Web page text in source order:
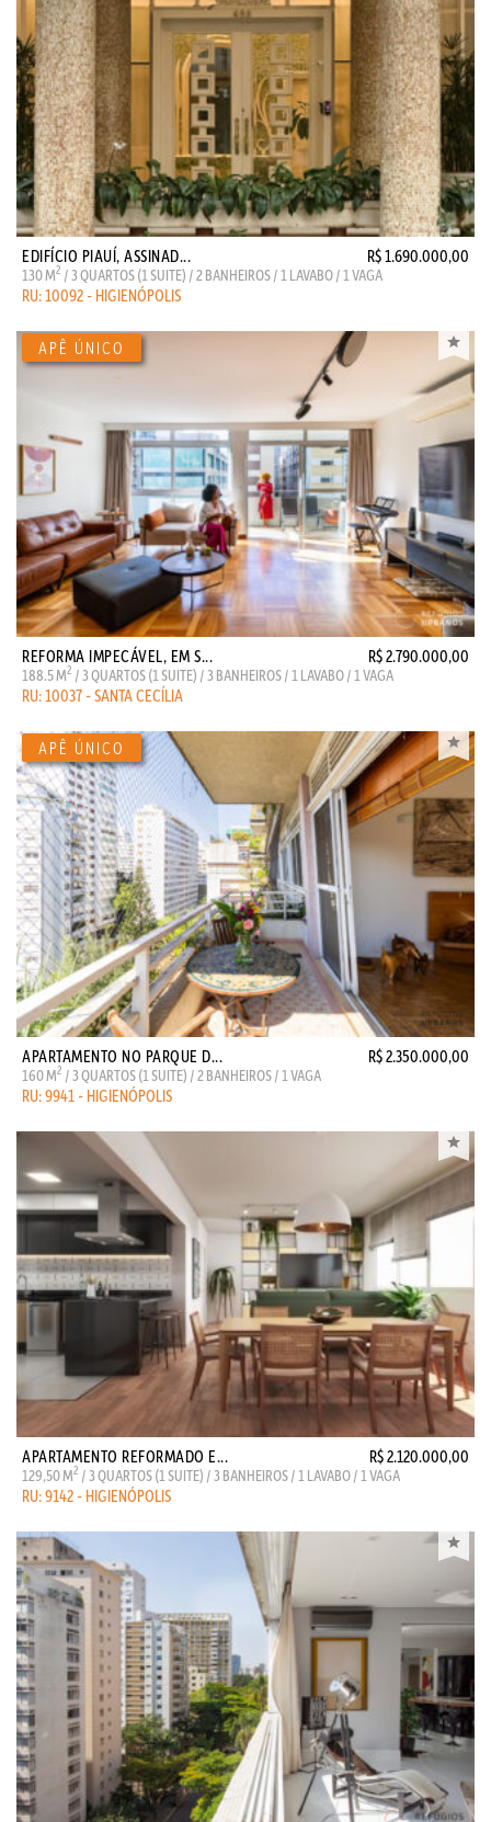
EDIFÍCIO PIAUÍ, ASSINAD... R$ 1.690.000,00
130 M2 / 3 QUARTOS (1 SUITE) / 2 BANHEIROS / 1 LAVABO / 1 VAGA
RU: 10092 - HIGIENÓPOLIS
REFORMA IMPECÁVEL, EM S... R$ 2.790.000,00
188.5 M2 / 3 QUARTOS (1 SUITE) / 3 BANHEIROS / 1 LAVABO / 1 VAGA
RU: 10037 - SANTA CECÍLIA
APARTAMENTO NO PARQUE D... R$ 2.350.000,00
160 M2 / 3 QUARTOS (1 SUITE) / 2 BANHEIROS / 1 VAGA
RU: 9941 - HIGIENÓPOLIS
APARTAMENTO REFORMADO E... R$ 2.120.000,00
129,50 M2 / 3 QUARTOS (1 SUITE) / 3 BANHEIROS / 1 LAVABO / 1 VAGA
RU: 9142 - HIGIENÓPOLIS